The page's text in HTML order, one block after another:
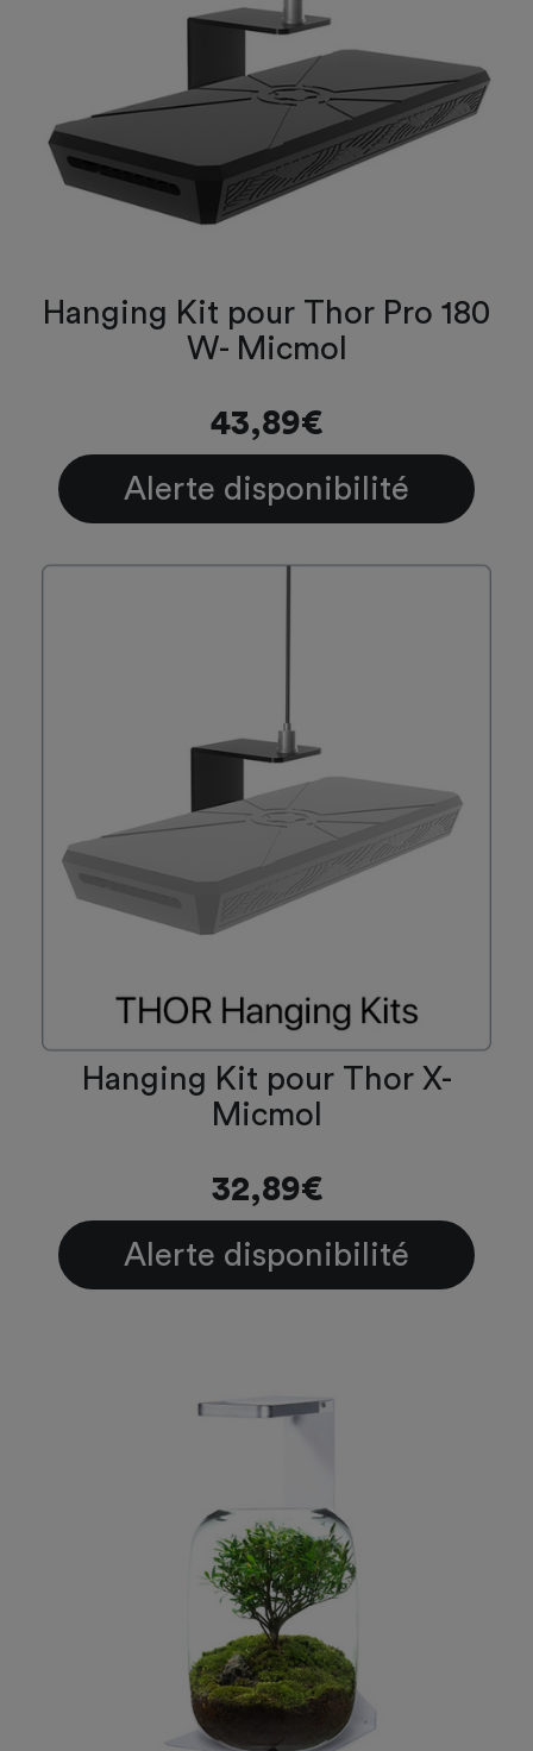
Hanging Kit pour Thor Pro 180
W- Micmol
43,89€
Alerte disponibilité
Hanging Kit pour Thor X-
Micmol
32,89€
Alerte disponibilité